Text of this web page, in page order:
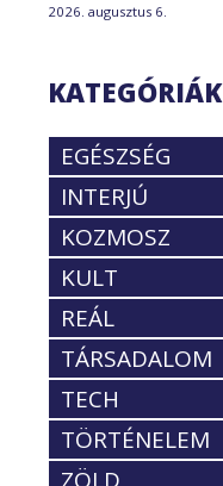
2026. augusztus 6.
KATEGÓRIÁK
EGÉSZSÉG
INTERJÚ
KOZMOSZ
KULT
REÁL
TÁRSADALOM
TECH
TÖRTÉNELEM